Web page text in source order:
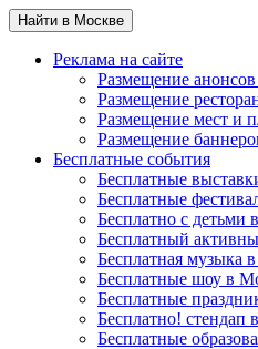
Найти в Москве
Реклама на сайте
Размещение
Размещение
Размещение мест и
Размещение
Бесплатные события
Бесплатные
Бесплатные
Бесплатно с детьми
Бесплатный
Бесплатная музыка
Бесплатные шоу в
Бесплатные
Бесплатно! стендап
Бесплатные